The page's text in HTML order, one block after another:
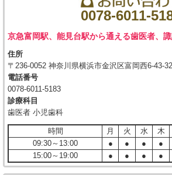
0078-6011-
京急富岡駅、能見台駅から通える歯医者、諏
住所
〒236-0052 神奈川県横浜市金沢区富岡西6-43-32
電話番号
0078-6011-5183
診療科目
歯医者 小児歯科
時間 月 火 水 木
09:30～13:00
● ● ● ●
15:00～19:00
● ● ● ●